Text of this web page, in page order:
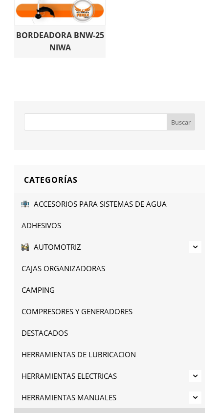
BORDEADORA BNW-25
NIWA
CATEGORÍAS
ACCESORIOS PARA SISTEMAS DE AGUA
ADHESIVOS
AUTOMOTRIZ
CAJAS ORGANIZADORAS
CAMPING
COMPRESORES Y GENERADORES
DESTACADOS
HERRAMIENTAS DE LUBRICACION
HERRAMIENTAS ELECTRICAS
HERRAMIENTAS MANUALES